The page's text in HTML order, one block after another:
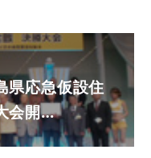
応急仮設住
会開…